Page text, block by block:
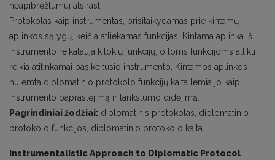
neapibrėžtumui atsirasti.
Protokolas kaip instrumentas, prisitaikydamas prie kintamų
aplinkos sąlygų, keičia atliekamas funkcijas. Kintama aplinka iš
instrumento reikalauja kitokių funkcijų, o toms funkcijoms atlikti
reikia atitinkamai pasikeitusio instrumento. Kintamos aplinkos
nulemta diplomatinio protokolo funkcijų kaita lemia jo kaip
instrumento paprastėjimą ir lankstumo didėjimą.
Pagrindiniai žodžiai: diplomatinis protokolas, diplomatinio
protokolo funkcijos, diplomatinio protokolo kaita.
Instrumentalistic Approach to Diplomatic Protocol